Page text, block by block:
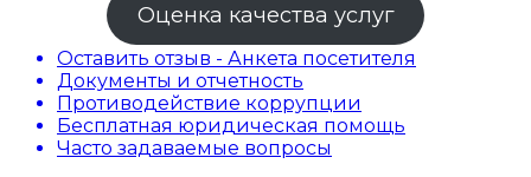
Оценка качества услуг
Оставить отзыв - Анкета посетителя
Документы и отчетность
Противодействие коррупции
Бесплатная юридическая помощь
Часто задаваемые вопросы